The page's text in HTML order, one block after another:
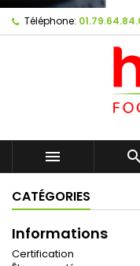
Téléphone:

CATÉGORIES
Informations
Certification